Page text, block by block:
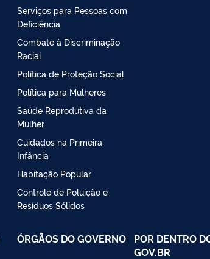
Serviços para Pessoas com
Deficiência
Combate à Discriminação
Racial
Política de Proteção Social
Política para Mulheres
Saúde Reprodutiva da
Mulher
Cuidados na Primeira
Infância
Habitação Popular
Controle de Poluição e
Resíduos Sólidos
ÓRGÃOS DO GOVERNO
POR DENTRO
GOV.BR